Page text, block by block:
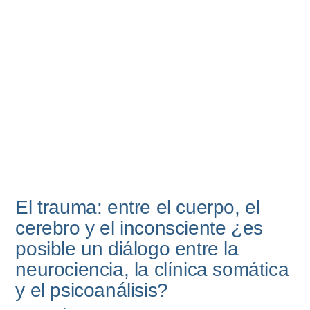
El trauma: entre el cuerpo, el
cerebro y el inconsciente ¿es
posible un diálogo entre la
neurociencia, la clínica somática
y el psicoanálisis?